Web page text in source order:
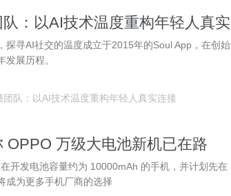
：以AI技术温度重构年轻人真实
探寻AI社交的温度成立于2015年的Soul App，在创始
展历程。
队：以AI技术温度重构年轻人真实连接
OPPO 万级大电池新机已在路
地
开发电池容量约为 10000mAh 的手机，并计划先在
成为更多手机厂商的选择